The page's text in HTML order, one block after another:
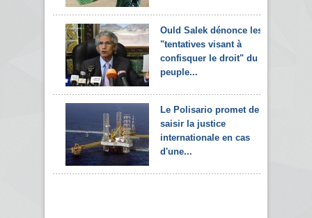
Ould Salek dénonce les
"tentatives visant à
confisquer le droit" du
peuple...
Le Polisario promet de
saisir la justice
internationale en cas
d'une...